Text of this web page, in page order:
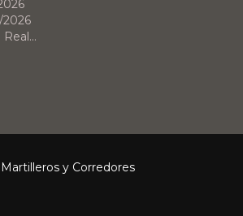
2026
Real…
y Corredores